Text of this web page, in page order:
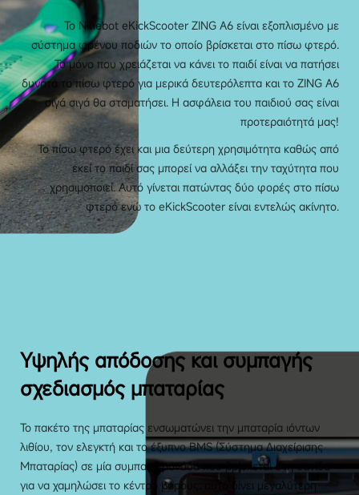
Το Ninebot eKickScooter ZING A6 είναι εξοπλισμένο με
σύστημα φρένου ποδιών το οποίο βρίσκεται στο πίσω φτερό.
Το μόνο που χρειάζεται να κάνει το παιδί είναι να πατήσει
δυνατά το πίσω φτερό για μερικά δευτερόλεπτα και το ZING A6
σιγά σιγά θα σταματήσει. Η ασφάλεια του παιδιού σας είναι
προτεραιότητά μας!
Το πίσω φτερό έχει και μια δεύτερη χρησιμότητα καθώς από
εκεί το παιδί σας μπορεί να αλλάξει την ταχύτητα που
χρησιμοποιεί. Αυτό γίνεται πατώντας δύο φορές στο πίσω
φτερό ενώ το eKickScooter είναι εντελώς ακίνητο.
Υψηλής απόδοσης και συμπαγής
σχεδιασμός μπαταρίας
Το πακέτο της μπαταρίας ενσωματώνει την μπαταρία ιόντων
λιθίου, τον ελεγκτή και το έξυπνο BMS (Σύστημα Διαχείρισης
Μπαταρίας) σε μία συμπαγή μονάδα που βρίσκεται στη σανίδα
για να χαμηλώσει το κέντρο βάρους: αυτό δίνει μεγαλύτερη